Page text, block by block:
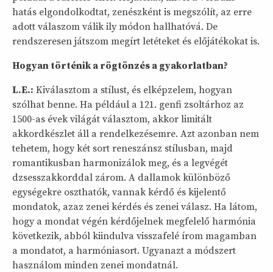
hatás elgondolkodtat, zenészként is megszólít, az erre
adott válaszom válik ily módon hallhatóvá. De
rendszeresen játszom megírt letéteket és előjátékokat is.
Hogyan történik a rögtönzés a gyakorlatban?
L.E.: Kiválasztom a stílust, és elképzelem, hogyan
szólhat benne. Ha például a 121. genfi zsoltárhoz az
1500-as évek világát választom, akkor limitált
akkordkészlet áll a rendelkezésemre. Azt azonban nem
tehetem, hogy két sort reneszánsz stílusban, majd
romantikusban harmonizálok meg, és a legvégét
dzsesszakkorddal zárom. A dallamok különböző
egységekre oszthatók, vannak kérdő és kijelentő
mondatok, azaz zenei kérdés és zenei válasz. Ha látom,
hogy a mondat végén kérdőjelnek megfelelő harmónia
következik, abból kiindulva visszafelé írom magamban
a mondatot, a harmóniasort. Ugyanazt a módszert
használom minden zenei mondatnál.